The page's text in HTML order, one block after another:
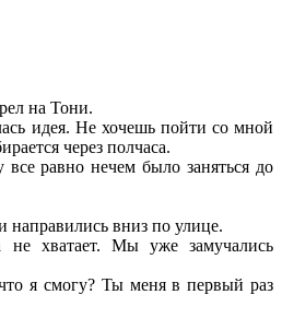
на Тони.
идея. Не хочешь пойти со мной
через полчаса.
равно нечем было заняться до
направились вниз по улице.
не хватает. Мы уже замучались
я смогу? Ты меня в первый раз